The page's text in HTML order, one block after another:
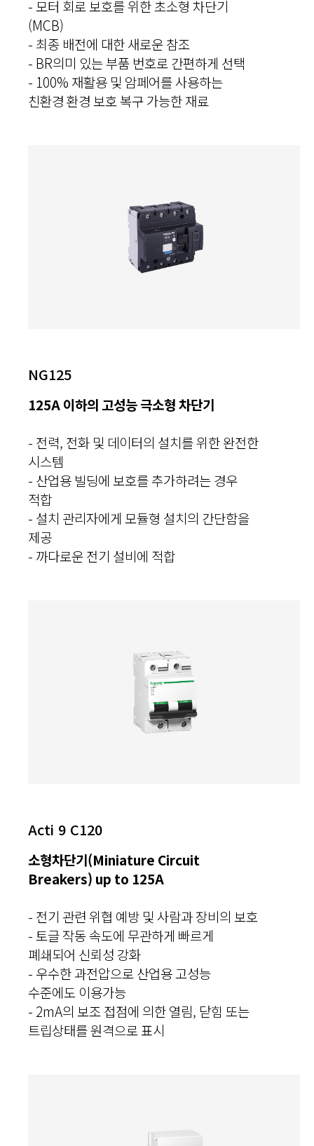
- 모터 회로 보호를 위한 초소형 차단기
(MCB)
- 최종 배전에 대한 새로운 참조
- BR의미 있는 부품 번호로 간편하게 선택
- 100% 재활용 및 암페어를 사용하는
친환경 환경 보호 복구 가능한 재료
NG125
125A 이하의 고성능 극소형 차단기
- 전력, 전화 및 데이터의 설치를 위한 완전한
시스템
- 산업용 빌딩에 보호를 추가하려는 경우
적합
- 설치 관리자에게 모듈형 설치의 간단함을
제공
- 까다로운 전기 설비에 적합
Acti 9 C120
소형차단기(Miniature Circuit
Breakers) up to 125A
- 전기 관련 위협 예방 및 사람과 장비의 보호
- 토글 작동 속도에 무관하게 빠르게
폐쇄되어 신뢰성 강화
- 우수한 과전압으로 산업용 고성능
수준에도 이용가능
- 2mA의 보조 접점에 의한 열림, 닫힘 또는
트립상태를 원격으로 표시